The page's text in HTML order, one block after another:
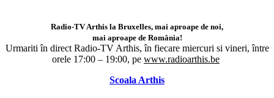
Radio-TV Arthis la Bruxelles, mai aproape de noi,
mai aproape de România!
Urmariti în direct Radio-TV Arthis, în fiecare miercuri si vineri, între
orele 17:00 – 19:00, pe www.radioarthis.be
Scoala Arthis